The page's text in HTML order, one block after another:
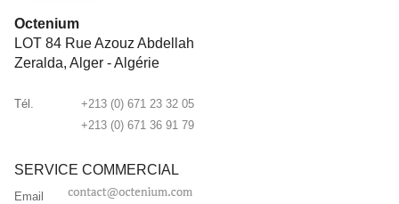
Octenium
LOT 84 Rue Azouz Abdellah
Zeralda, Alger - Algérie
Tél.
+213 (0) 671 23 32 05
+213 (0) 671 36 91 79
SERVICE COMMERCIAL
Email